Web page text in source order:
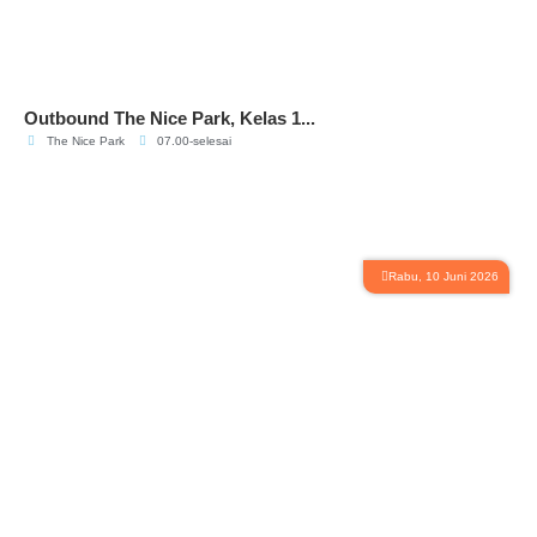
Outbound The Nice Park, Kelas 1...
The Nice Park 07.00-selesai
Rabu, 10 Juni 2026